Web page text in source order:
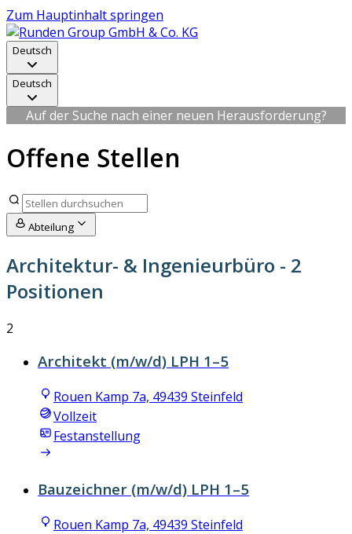
Zum Hauptinhalt springen
Deutsch
Deutsch
Auf der Suche nach einer neuen Herausforderung?
Offene Stellen
Abteilung
Architektur- & Ingenieurbüro - 2
Positionen
2
Architekt (m/w/d) LPH 1–5
Rouen Kamp 7a, 49439 Steinfeld
Vollzeit
Festanstellung
Bauzeichner (m/w/d) LPH 1–5
Rouen Kamp 7a, 49439 Steinfeld